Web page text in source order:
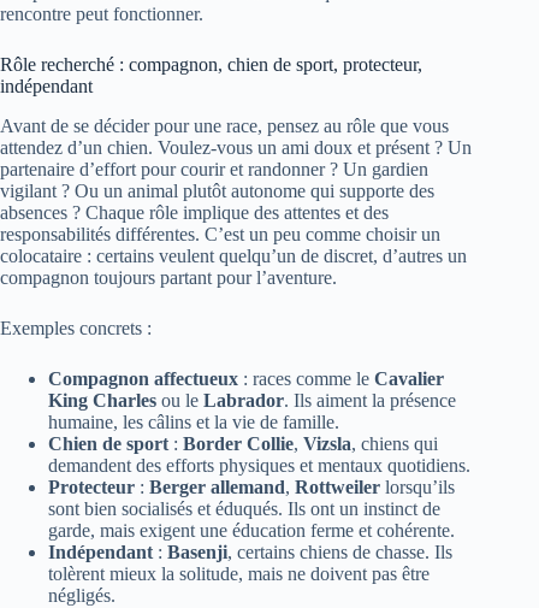
rencontre peut fonctionner.
Rôle recherché : compagnon, chien de sport, protecteur,
indépendant
Avant de se décider pour une race, pensez au rôle que vous
attendez d’un chien. Voulez-vous un ami doux et présent ? Un
partenaire d’effort pour courir et randonner ? Un gardien
vigilant ? Ou un animal plutôt autonome qui supporte des
absences ? Chaque rôle implique des attentes et des
responsabilités différentes. C’est un peu comme choisir un
colocataire : certains veulent quelqu’un de discret, d’autres un
compagnon toujours partant pour l’aventure.
Exemples concrets :
Compagnon affectueux : races comme le Cavalier
King Charles ou le Labrador. Ils aiment la présence
humaine, les câlins et la vie de famille.
Chien de sport : Border Collie, Vizsla, chiens qui
demandent des efforts physiques et mentaux quotidiens.
Protecteur : Berger allemand, Rottweiler lorsqu’ils
sont bien socialisés et éduqués. Ils ont un instinct de
garde, mais exigent une éducation ferme et cohérente.
Indépendant : Basenji, certains chiens de chasse. Ils
tolèrent mieux la solitude, mais ne doivent pas être
négligés.